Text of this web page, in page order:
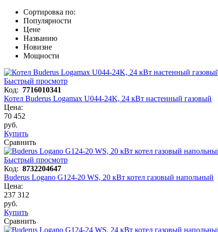
Сортировка по:
Популярности
Цене
Названию
Новизне
Мощности
Быстрый просмотр
Код: 7716010341
Котел Buderus Logamax U044-24K, 24 кВт настенный газовый
Цена:
70 452
руб.
Купить
Сравнить
Быстрый просмотр
Код: 8732204647
Buderus Logano G124-20 WS, 20 кВт котел газовый напольный
Цена:
237 312
руб.
Купить
Сравнить